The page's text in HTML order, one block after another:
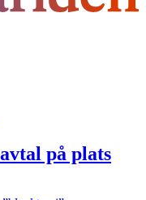
på plats